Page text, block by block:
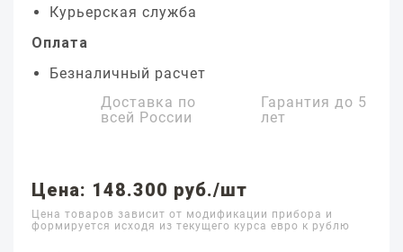
Курьерская служба
Оплата
Безналичный расчет
Доставка по
всей России
Гарантия до 5
лет
Цена: 148.300 руб./шт
Цена товаров зависит от модификации прибора и
формируется исходя из текущего курса евро к рублю